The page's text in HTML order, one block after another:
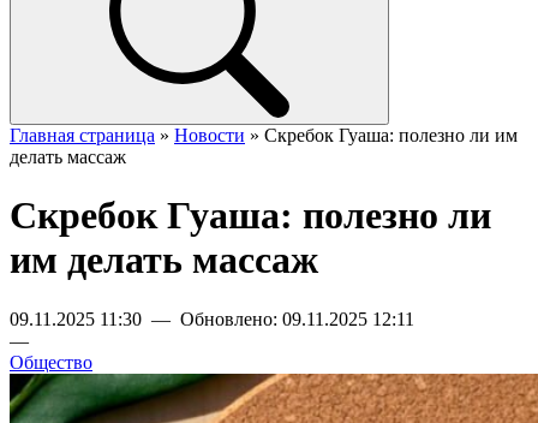
Главная страница » Новости » Скребок Гуаша: полезно ли им
делать массаж
Скребок Гуаша: полезно ли
им делать массаж
09.11.2025 11:30 — Обновлено: 09.11.2025 12:11
—
Общество